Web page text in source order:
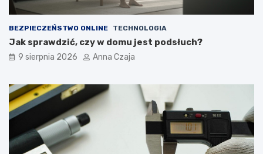
BEZPIECZEŃSTWO ONLINE TECHNOLOGIA
Jak sprawdzić, czy w domu jest podsłuch?
9 sierpnia 2026 Anna Czaja